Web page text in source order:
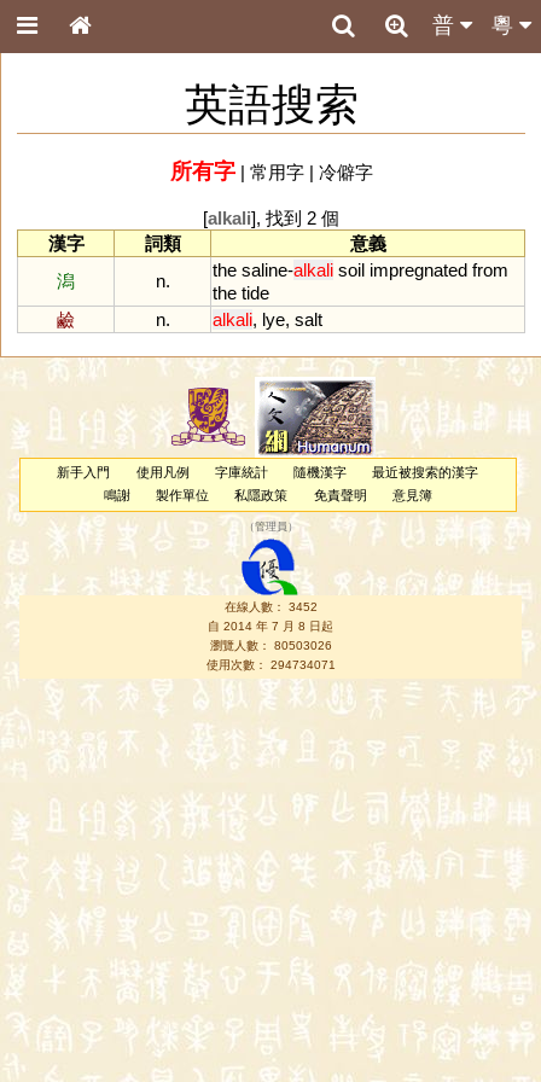
粵
普
英語搜索
所有字| 常用字| 冷僻字
[alkali], 找到 2 個
漢字
詞類
意義
潟
n.
the saline-alkali soil impregnated from
the tide
鹼
n. alkali, lye, salt
新手入門 使用凡例 字庫統計 隨機漢字
最近被搜索的漢字
鳴謝
製作單位 私隱政策 免責聲明 意見簿
（管理員 ）
在線人數： 3452
自 2014 年 7 月 8 日起
瀏覽人數： 80503026
使用次數： 294734071